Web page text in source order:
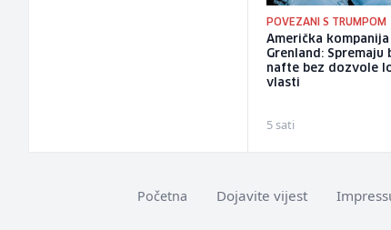
POVEZANI S TRUMPOM
Američka
Grenland: Spremaju
nafte bez dozvole
vlasti
5 sati
Početna Dojavite vijest